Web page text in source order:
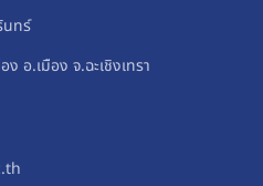
นทร์
อ.เมือง จ.ฉะเชิงเทรา